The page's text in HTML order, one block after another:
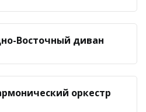
Восточный диван
оркестр